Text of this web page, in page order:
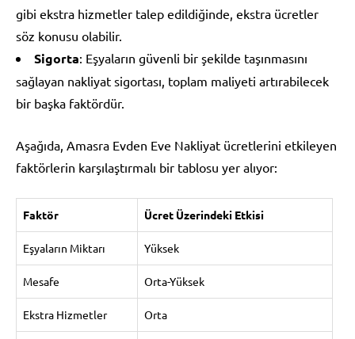
gibi ekstra hizmetler talep edildiğinde, ekstra ücretler
söz konusu olabilir.
Sigorta: Eşyaların güvenli bir şekilde taşınmasını
sağlayan nakliyat sigortası, toplam maliyeti artırabilecek
bir başka faktördür.
Aşağıda, Amasra Evden Eve Nakliyat ücretlerini etkileyen
faktörlerin karşılaştırmalı bir tablosu yer alıyor:
Faktör Ücret Üzerindeki Etkisi
Eşyaların Miktarı Yüksek
Mesafe Orta-Yüksek
Ekstra Hizmetler Orta